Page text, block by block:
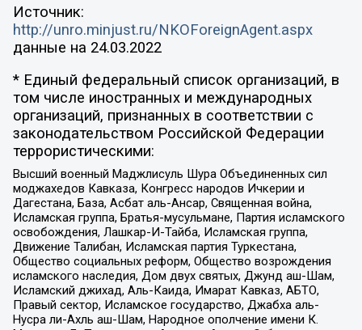
Источник:
http://unro.minjust.ru/NKOForeignAgent.aspx
данные на 24.03.2022
* Единый федеральный список организаций, в
том числе иностранных и международных
организаций, признанных в соответствии с
законодательством Российской Федерации
террористическими:
Высший военный Маджлисуль Шура Объединенных сил
моджахедов Кавказа, Конгресс народов Ичкерии и
Дагестана, База, Асбат аль-Ансар, Священная война,
Исламская группа, Братья-мусульмане, Партия исламского
освобождения, Лашкар-И-Тайба, Исламская группа,
Движение Талибан, Исламская партия Туркестана,
Общество социальных реформ, Общество возрождения
исламского наследия, Дом двух святых, Джунд аш-Шам,
Исламский джихад, Аль-Каида, Имарат Кавказ, АБТО,
Правый сектор, Исламское государство, Джабха аль-
Нусра ли-Ахль аш-Шам, Народное ополчение имени К.